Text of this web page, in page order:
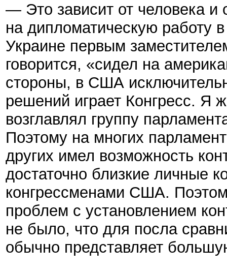
— Это зависит от человека и
на дипломатическую работу
Украине первым
говорится, «сидел на
стороны, в США
решений играет Конгресс. Я
возглавлял группу
Поэтому на многих
других имел возможность
достаточно близкие личные
конгрессменами США.
проблем с установлением
не было, что для посла
обычно представляет